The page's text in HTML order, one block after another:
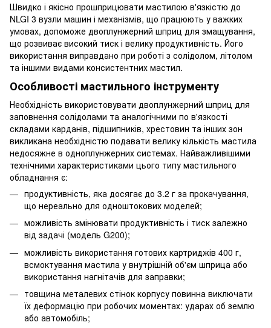
Швидко і якісно прошприцювати мастилою в'язкістю до
NLGI 3 вузли машин і механізмів, що працюють у важких
умовах, допоможе двоплунжерний шприц для змащування,
що розвиває високий тиск і велику продуктивність. Його
використання виправдано при роботі з солідолом, літолом
та іншими видами консистентних мастил.
Особливості мастильного інструменту
Необхідність використовувати двоплунжерний шприц для
заповнення солідолами та аналогічними по в'язкості
складами карданів, підшипників, хрестовин та інших зон
викликана необхідністю подавати велику кількість мастила
недосяжне в одноплунжерних системах. Найважливішими
технічними характеристиками цього типу мастильного
обладнання є:
продуктивність, яка досягає до 3.2 г за прокачування,
що нереально для одноштокових моделей;
можливість змінювати продуктивність і тиск залежно
від задачі (модель G200);
можливість використання готових картриджів 400 г,
всмоктування мастила у внутрішній об'єм шприца або
використання нагнітачів для заправки;
товщина металевих стінок корпусу повинна виключати
їх деформацію при робочих моментах: ударах об землю
або автомобіль;